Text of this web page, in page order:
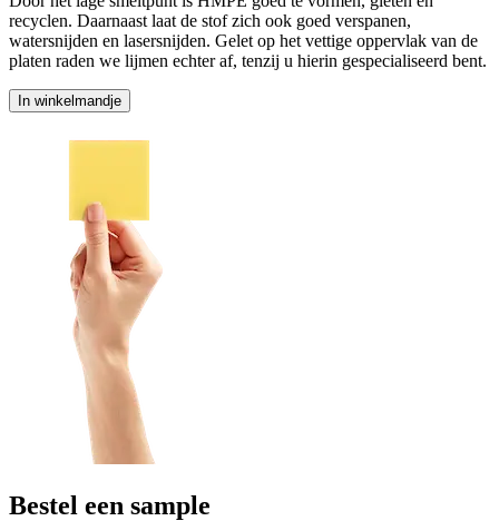
recyclen. Daarnaast laat de stof zich ook goed verspanen,
watersnijden en lasersnijden. Gelet op het vettige oppervlak van de
platen raden we lijmen echter af, tenzij u hierin gespecialiseerd bent.
In winkelmandje
Bestel een sample